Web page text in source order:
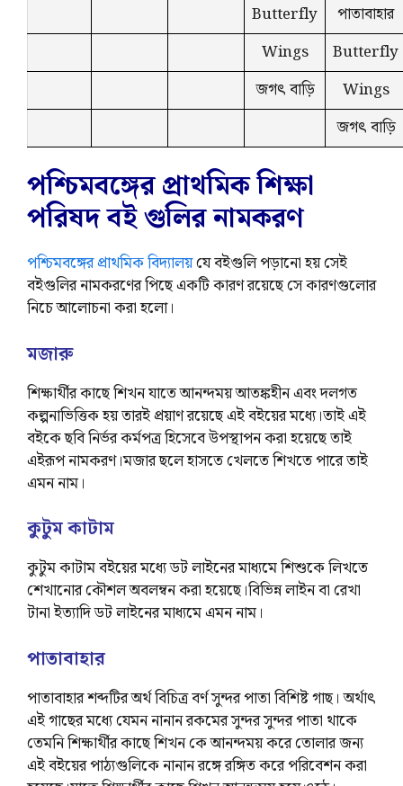
Butterfly
পাতাবাহার
Wings
Butterfly
জগৎ বাড়ি
Wings
জগৎ বাড়ি
পশ্চিমবঙ্গের প্রাথমিক শিক্ষা
পরিষদ বই গুলির নামকরণ
পশ্চিমবঙ্গের প্রাথমিক বিদ্যালয়যে বইগুলি পড়ানো হয় সেই
বইগুলির নামকরণের পিছে একটি কারণ রয়েছে সে কারণগুলোর
নিচে আলোচনা করা হলো।
মজারু
শিক্ষার্থীর কাছে শিখন যাতে আনন্দময় আতঙ্কহীন এবং দলগত
কল্পনাভিত্তিক হয় তারই প্রয়াণ রয়েছে এই বইয়ের মধ্যে।তাই এই
বইকে ছবি নির্ভর কর্মপত্র হিসেবে উপস্থাপন করা হয়েছে তাই
এইরূপ নামকরণ।মজার ছলে হাসতে খেলতে শিখতে পারে তাই
এমন নাম।
কুটুম কাটাম
কুটুম কাটাম বইয়ের মধ্যে ডট লাইনের মাধ্যমে শিশুকে লিখতে
শেখানোর কৌশল অবলম্বন করা হয়েছে।বিভিন্ন লাইন বা রেখা
টানা ইত্যাদি ডট লাইনের মাধ্যমে এমন নাম।
পাতাবাহার
পাতাবাহার শব্দটির অর্থ বিচিত্র বর্ণ সুন্দর পাতা বিশিষ্ট গাছ। অর্থাৎ
এই গাছের মধ্যে যেমন নানান রকমের সুন্দর সুন্দর পাতা থাকে
তেমনি শিক্ষার্থীর কাছে শিখন কে আনন্দময় করে তোলার জন্য
এই বইয়ের পাঠ্যগুলিকে নানান রঙ্গে রঙ্গিত করে পরিবেশন করা